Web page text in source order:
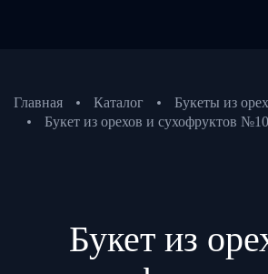
Главная Каталог
Букеты из
Букет из орехов и сухофруктов №10
Букет из